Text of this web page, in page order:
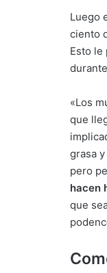
Luego
ciento
Esto le
«Los
que
grasa
pero
hacen
que